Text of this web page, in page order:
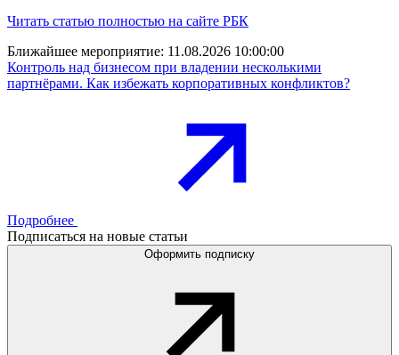
Читать статью полностью на сайте РБК
Ближайшее мероприятие: 11.08.2026 10:00:00
Контроль над бизнесом при владении несколькими
партнёрами. Как избежать корпоративных конфликтов?
Подробнее
Подписаться на новые статьи
Оформить подписку